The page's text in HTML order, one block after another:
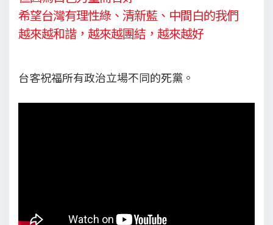
希望台灣有理性綠、清新藍、中間白的我們
越來越和諧，越來越團結，越來越好
台客祝福所有政治立場不同的死黨。